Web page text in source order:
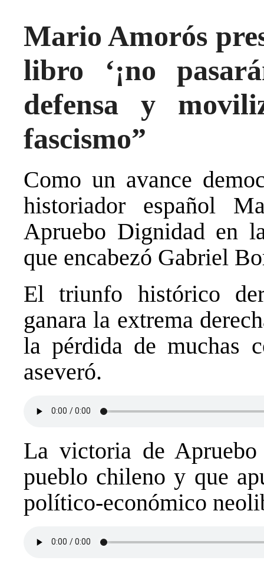
Mario Amorós
libro ‘¡no
defensa y
fascismo”
Como un avance
historiador español
Apruebo Dignidad en
que encabezó Gabriel
El triunfo histórico
ganara la extrema
la pérdida de muchas
aseveró.
La victoria de
pueblo chileno y que
político-económico